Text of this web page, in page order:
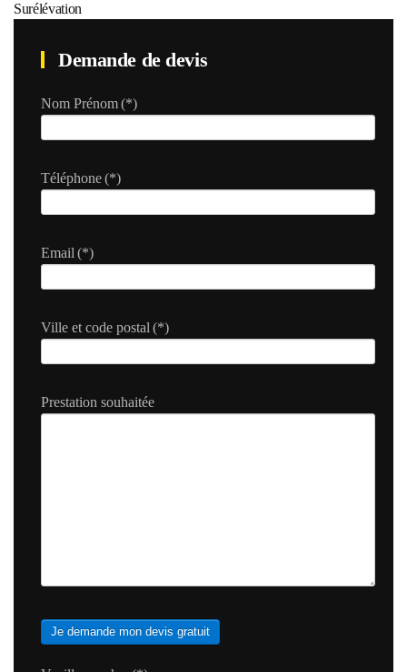
Surélévation
Demande de devis
Nom Prénom(*)
Téléphone(*)
Email (*)
Ville et code postal (*)
Prestation souhaitée
Je demande mon devis gratuit